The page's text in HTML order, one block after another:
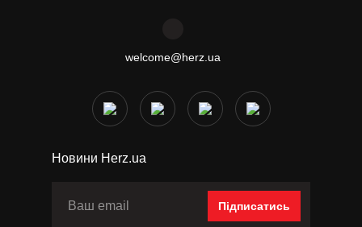
welcome@herz.ua
Новини Herz.ua
Підписатись